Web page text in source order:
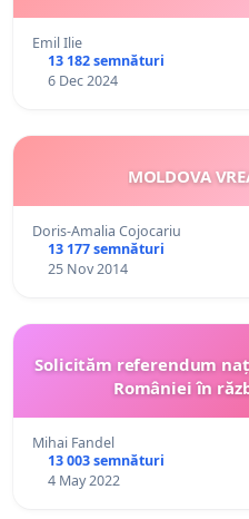
Emil Ilie
13 182 semnături
6 Dec 2024
MOLDOVA
Doris-Amalia Cojocariu
13 177 semnături
25 Nov 2014
Solicităm referendum
României în
Mihai Fandel
13 003 semnături
4 May 2022